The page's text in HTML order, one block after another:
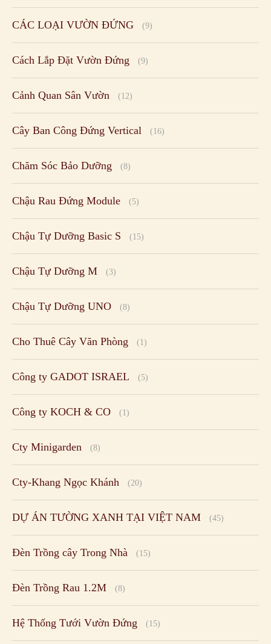
CÁC LOẠI VƯỜN ĐỨNG (9)
Cách Lắp Đặt Vườn Đứng (9)
Cảnh Quan Sân Vườn (12)
Cây Ban Công Đứng Vertical (16)
Chăm Sóc Bảo Dưỡng (8)
Chậu Rau Đứng Module (5)
Chậu Tự Dưỡng Basic S (15)
Chậu Tự Dưỡng M (3)
Chậu Tự Dưỡng UNO (8)
Cho Thuê Cây Văn Phòng (1)
Công ty GADOT ISRAEL (5)
Công ty KOCH & CO (1)
Cty Minigarden (8)
Cty-Khang Ngọc Khánh (20)
DỰ ÁN TƯỜNG XANH TẠI VIỆT NAM (45)
Đèn Trồng cây Trong Nhà (15)
Đèn Trồng Rau 1.2M (8)
Hệ Thống Tưới Vườn Đứng (15)